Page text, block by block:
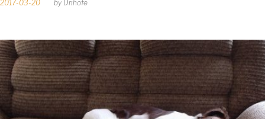
0
3
-
2
0
2017-03-20 by Drihofe